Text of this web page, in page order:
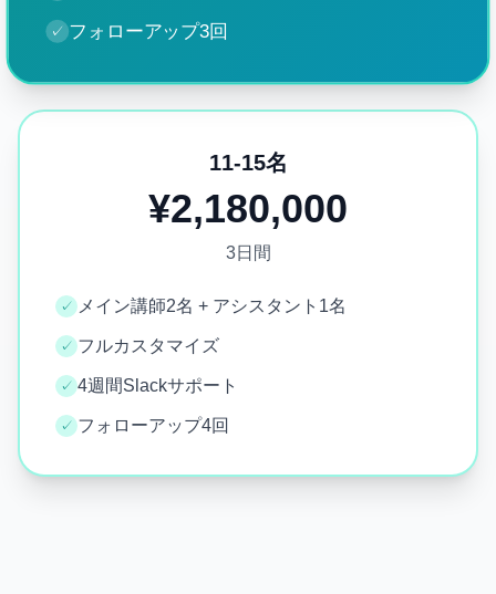
✓ フォローアップ3回
11-15名
¥2,180,000
3日間
✓ メイン講師2名 + アシスタント1名
✓ フルカスタマイズ
✓ 4週間Slackサポート
✓ フォローアップ4回